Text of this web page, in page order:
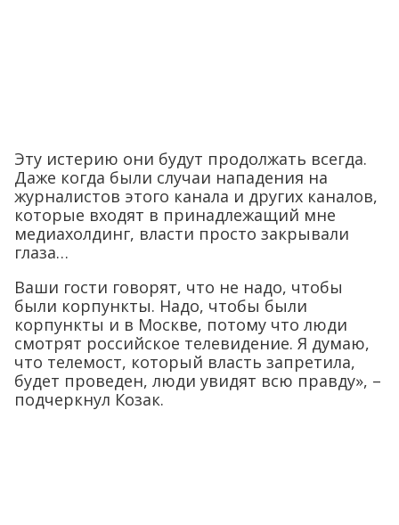
Эту истерию они будут продолжать всегда.
Даже когда были случаи нападения на
журналистов этого канала и других каналов,
которые входят в принадлежащий мне
медиахолдинг, власти просто закрывали
глаза…
Ваши гости говорят, что не надо, чтобы
были корпункты. Надо, чтобы были
корпункты и в Москве, потому что люди
смотрят российское телевидение. Я думаю,
что телемост, который власть запретила,
будет проведен, люди увидят всю правду», –
подчеркнул Козак.